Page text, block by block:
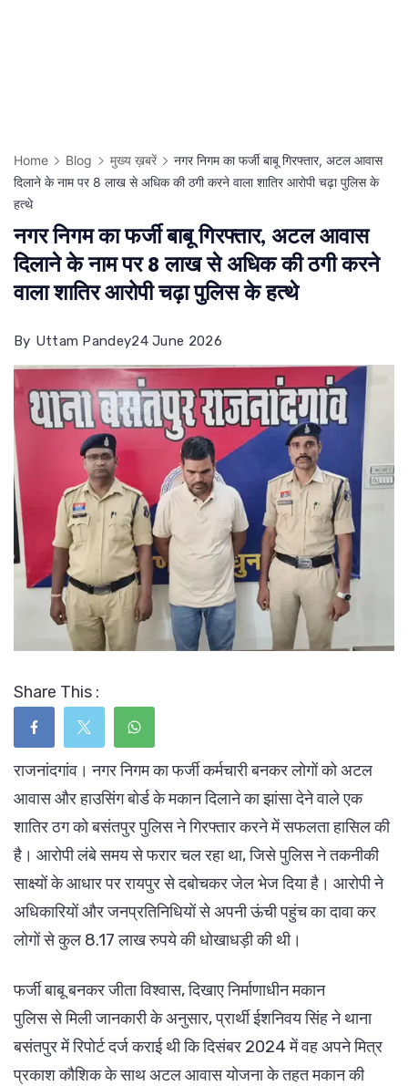
Home Blog मुख्य ख़बरें
नगर निगम का फर्जी बाबू गिरफ्तार, अटल आवास
दिलाने के नाम पर 8 लाख से अधिक की ठगी करने वाला शातिर आरोपी चढ़ा पुलिस के
हत्थे
नगर निगम का फर्जी बाबू गिरफ्तार, अटल आवास
दिलाने के नाम पर 8 लाख से अधिक की ठगी करने
वाला शातिर आरोपी चढ़ा पुलिस के हत्थे
By Uttam Pandey24 June 2026
Share This :
राजनांदगांव। नगर निगम का फर्जी कर्मचारी बनकर लोगों को अटल
आवास और हाउसिंग बोर्ड के मकान दिलाने का झांसा देने वाले एक
शातिर ठग को बसंतपुर पुलिस ने गिरफ्तार करने में सफलता हासिल की
है। आरोपी लंबे समय से फरार चल रहा था, जिसे पुलिस ने तकनीकी
साक्ष्यों के आधार पर रायपुर से दबोचकर जेल भेज दिया है। आरोपी ने
अधिकारियों और जनप्रतिनिधियों से अपनी ऊंची पहुंच का दावा कर
लोगों से कुल 8.17 लाख रुपये की धोखाधड़ी की थी।
फर्जी बाबू बनकर जीता विश्वास, दिखाए निर्माणाधीन मकान
पुलिस से मिली जानकारी के अनुसार, प्रार्थी ईशनिवय सिंह ने थाना
बसंतपुर में रिपोर्ट दर्ज कराई थी कि दिसंबर 2024 में वह अपने मित्र
प्रकाश कौशिक के साथ अटल आवास योजना के तहत मकान की